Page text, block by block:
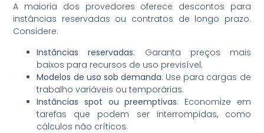
A maioria dos provedores oferece descontos para
instâncias reservadas ou contratos de longo prazo.
Considere:
Instâncias reservadas: Garanta preços mais
baixos para recursos de uso previsível.
Modelos de uso sob demanda: Use para cargas de
trabalho variáveis ou temporárias.
Instâncias spot ou preemptivas: Economize em
tarefas que podem ser interrompidas, como
cálculos não críticos.